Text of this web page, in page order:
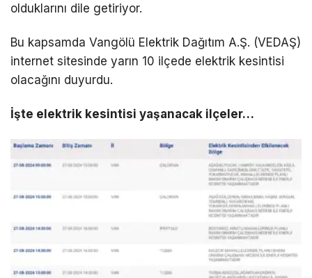
olduklarını dile getiriyor.
Bu kapsamda Vangölü Elektrik Dağıtım A.Ş. (VEDAŞ)
internet sitesinde yarın 10 ilçede elektrik kesintisi
olacağını duyurdu.
İşte elektrik kesintisi yaşanacak ilçeler…